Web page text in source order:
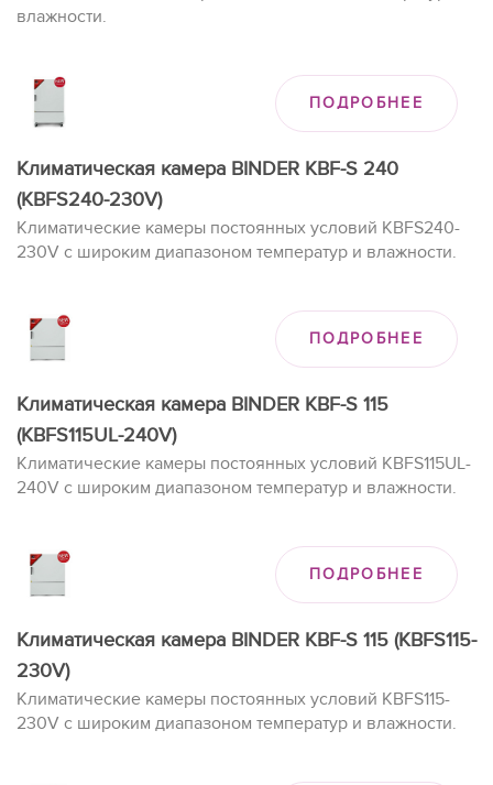
влажности.
ПОДРОБНЕЕ
Климатическая камера BINDER KBF-S 240
(KBFS240-230V)
Климатические камеры постоянных условий KBFS240-
230V с широким диапазоном температур и влажности.
ПОДРОБНЕЕ
Климатическая камера BINDER KBF-S 115
(KBFS115UL-240V)
Климатические камеры постоянных условий KBFS115UL-
240V с широким диапазоном температур и влажности.
ПОДРОБНЕЕ
Климатическая камера BINDER KBF-S 115 (KBFS115-
230V)
Климатические камеры постоянных условий KBFS115-
230V с широким диапазоном температур и влажности.